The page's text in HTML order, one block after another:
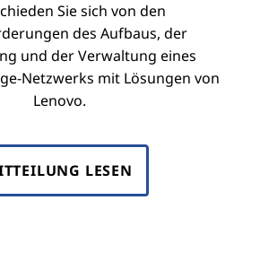
Sie sich von den
des Aufbaus, der
und der Verwaltung eines
Netzwerks mit Lösungen von
Lenovo.
LESEN